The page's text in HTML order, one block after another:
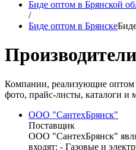
Биде оптом в Брянской
/
Биде оптом в Брянске
Компании, реализующие оптом
фото, прайс-листы, каталоги и
ООО "СантехБрянск"
Поставщик
ООО "СантехБрянск"
входят: - Газовые и